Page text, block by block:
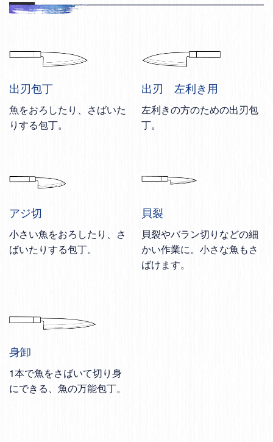
出刃包丁
魚をおろしたり、さばいた
りする包丁。
出刃 左利き用
左利きの方のための出刃包
丁。
アジ切
小さい魚をおろしたり、さ
ばいたりする包丁。
貝裂
貝裂やバラン切りなどの細
かい作業に。小さな魚もさ
ばけます。
身卸
1本で魚をさばいて切り身
にできる、魚の万能包丁。